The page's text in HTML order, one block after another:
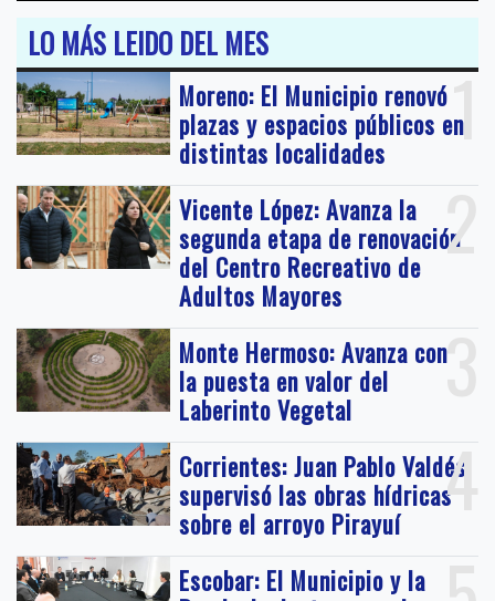
LO MÁS LEIDO DEL MES
1
Moreno: El Municipio renovó
plazas y espacios públicos en
distintas localidades
2
Vicente López: Avanza la
segunda etapa de renovación
del Centro Recreativo de
Adultos Mayores
3
Monte Hermoso: Avanza con
la puesta en valor del
Laberinto Vegetal
4
Corrientes: Juan Pablo Valdés
supervisó las obras hídricas
sobre el arroyo Pirayuí
Escobar: El Municipio y la